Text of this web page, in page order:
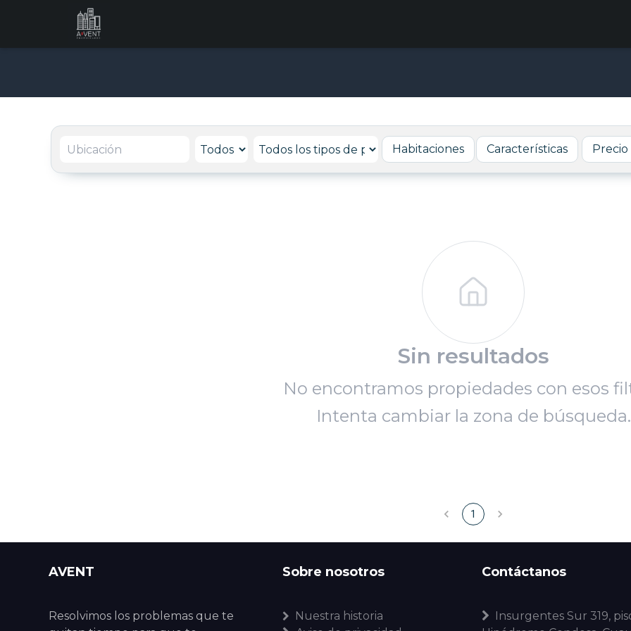
Precio
Habitaciones Características
Sin resultados
No encontramos propiedades con esos
Intenta cambiar la zona de búsqueda.
1
AVENT
Resolvimos los problemas que te
Sobre nosotros
Nuestra historia
Contáctanos
Insurgentes Sur 319,